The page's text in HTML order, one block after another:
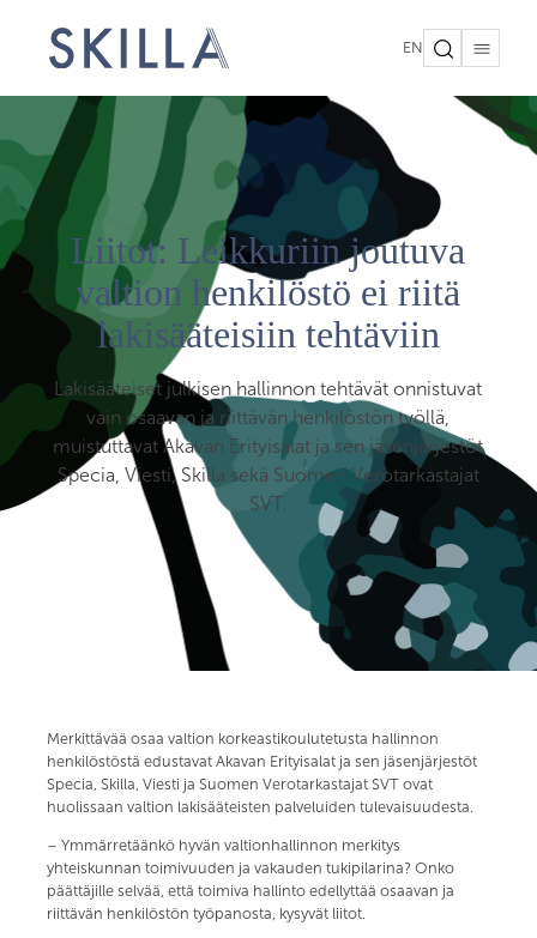
EN
Liitot: Leikkuriin joutuva
valtion henkilöstö ei riitä
lakisääteisiin tehtäviin
Lakisääteiset julkisen hallinnon tehtävät onnistuvat
vain osaavan ja riittävän henkilöstön työllä,
muistuttavat Akavan Erityisalat ja sen jäsenjärjestöt
Specia, Viesti, Skilla sekä Suomen Verotarkastajat
SVT.
Merkittävää osaa valtion korkeastikoulutetusta hallinnon
henkilöstöstä edustavat Akavan Erityisalat ja sen jäsenjärjestöt
Specia, Skilla, Viesti ja Suomen Verotarkastajat SVT ovat
huolissaan valtion lakisääteisten palveluiden tulevaisuudesta.
– Ymmärretäänkö hyvän valtionhallinnon merkitys
yhteiskunnan toimivuuden ja vakauden tukipilarina? Onko
päättäjille selvää, että toimiva hallinto edellyttää osaavan ja
riittävän henkilöstön työpanosta, kysyvät liitot.